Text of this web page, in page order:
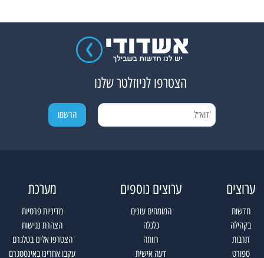
הצטרפו לניוזלטר שלנו
ערוצים
חדשות
בקהילה
תרבות
ספורט
ערוצים נוספים
המומחים עונים
כלכלה
רווחה
דעה אישית
מערכת
מדיניות פרטיות
הצהרת נגישות
הצטרפו אלינו בטלגרם
עקבו אחרינו באינסטגרם